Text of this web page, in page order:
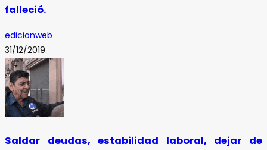
falleció.
edicionweb
31/12/2019
Saldar deudas, estabilidad laboral, dejar de